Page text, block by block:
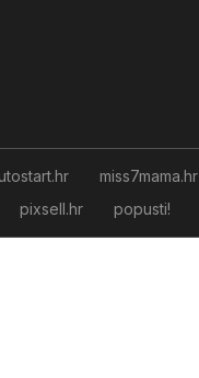
miss7mama.hr
pixsell.hr popusti!